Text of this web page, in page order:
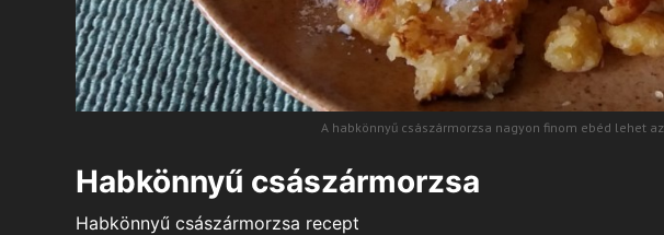
A habkönnyű császármorzsa nagyon finom ebéd lehet
Habkönnyű császármorzsa
Habkönnyű császármorzsa recept